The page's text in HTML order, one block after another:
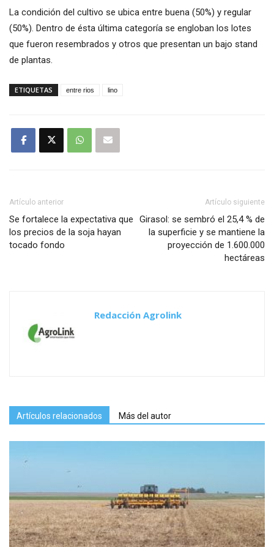
La condición del cultivo se ubica entre buena (50%) y regular
(50%). Dentro de ésta última categoría se engloban los lotes
que fueron resembrados y otros que presentan un bajo stand
de plantas.
ETIQUETAS entre rios lino
Artículo anterior
Se fortalece la expectativa que
los precios de la soja hayan
tocado fondo
Artículo siguiente
Girasol: se sembró el 25,4 % de
la superficie y se mantiene la
proyección de 1.600.000
hectáreas
Redacción Agrolink
Artículos relacionados Más del autor